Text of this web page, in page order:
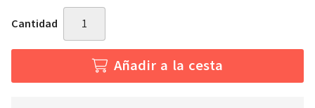
Cantidad
Añadir a la cesta